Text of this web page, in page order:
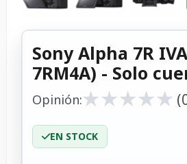
Sony Alpha 7R
7RM4A) - Solo
Opinión:★
★★
★★
★★
★★
★
EN STOCK